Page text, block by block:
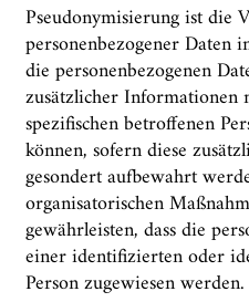
Pseudonymisierung ist die
personenbezogener Daten
die personenbezogenen
zusätzlicher Informationen
spezifischen betroffenen
können, sofern diese
gesondert aufbewahrt
organisatorischen
gewährleisten, dass die
einer identifizierten oder
Person zugewiesen werden.